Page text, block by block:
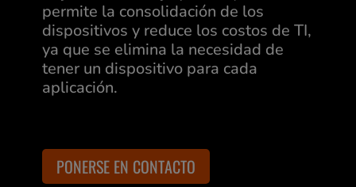
permite la consolidación de los
dispositivos y reduce los costos de TI,
ya que se elimina la necesidad de
tener un dispositivo para cada
aplicación.
PONERSE EN CONTACTO